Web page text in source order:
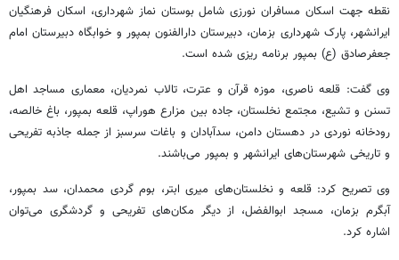
نقطه جهت اسکان مسافران نورزی شامل بوستان نماز شهرداری، اسکان فرهنگیان
ایرانشهر، پارک شهرداری بزمان، دبیرستان دارالفنون بمپور و خوابگاه دبیرستان امام
جعفرصادق (ع) بمپور برنامه ریزی شده است.
وی گفت: قلعه ناصری، موزه قرآن و عترت، تالاب نمردیان، معماری مساجد اهل
تسنن و تشیع، مجتمع نخلستان، جاده بین مزارع هوراپ، قلعه بمپور، باغ خالصه،
رودخانه نوردی در دهستان دامن،سدآبادان و باغات سرسبز از جمله جاذبه تفریحی
و تاریخی شهرستان‌های ایرانشهر و بمپور می‌باشند.
وی تصریح کرد: قلعه و نخلستان‌های میری ابتر، بوم گردی محمدان، سد بمپور،
آبگرم بزمان، مسجد ابوالفضل، از دیگر مکان‌های تفریحی و گردشگری می‌توان
اشاره کرد.